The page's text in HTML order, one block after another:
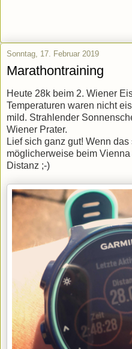
Sonntag, 17. Februar 2019
Marathontraining
Heute 28k beim 2. Wiener
Temperaturen waren nicht
mild. Strahlender
Wiener Prater.
Lief sich ganz gut! Wenn
möglicherweise beim
Distanz ;-)